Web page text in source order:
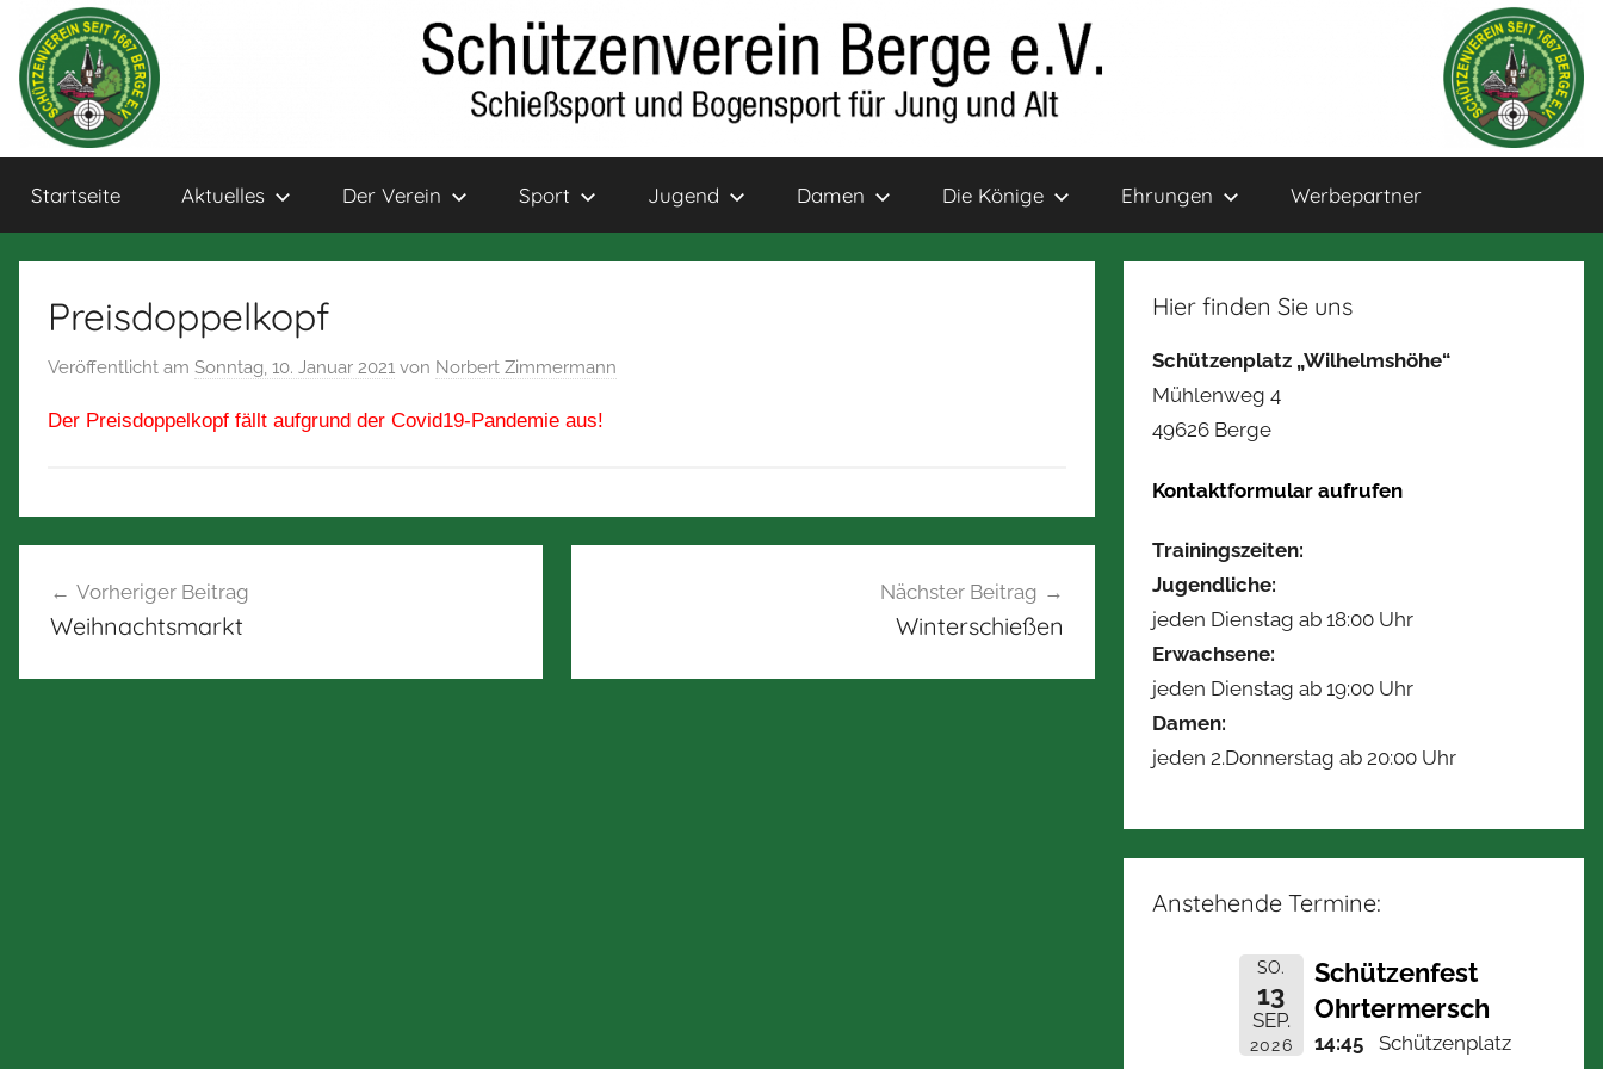
Inhalt
springen
Schützenverein
Berge
und
Bogensport
für
Startseite Aktuelles Der Verein Sport Jugend Damen Die Könige Ehrungen Werbepartner
Preisdoppelkopf
Veröffentlicht am Sonntag, 10. Januar 2021 von Norbert Zimmermann
Der Preisdoppelkopf fällt aufgrund der Covid19-Pandemie aus!
Vorheriger Beitrag
Weihnachtsmarkt
Nächster Beitrag
Winterschießen
Hier finden Sie uns
Schützenplatz „Wilhelmshöhe“
Mühlenweg 4
49626 Berge
Kontaktformular aufrufen
Trainingszeiten:
Jugendliche:
jeden Dienstag ab 18:00 Uhr
Erwachsene:
jeden Dienstag ab 19:00 Uhr
Damen:
jeden 2.Donnerstag ab 20:00 Uhr
Anstehende Termine:
SO.
13
SEP.
2026
Schützenfest
Ohrtermersch
14:45
Schützenplatz